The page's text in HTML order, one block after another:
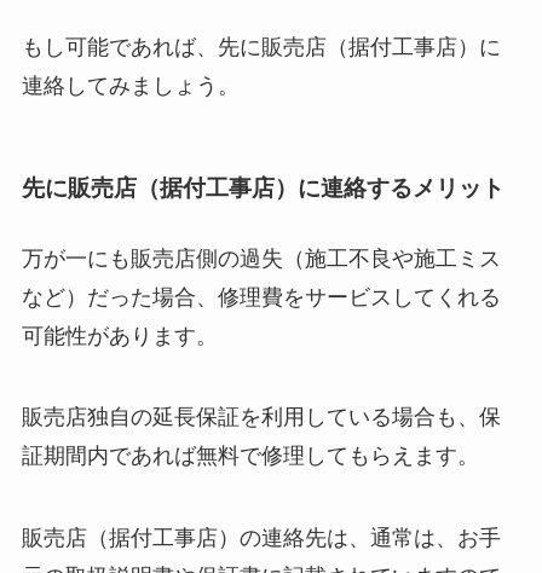
もし可能であれば、先に販売店（据付工事店）に
連絡してみましょう。
先に販売店（据付工事店）に連絡するメリット
万が一にも販売店側の過失（施工不良や施工ミス
など）だった場合、修理費をサービスしてくれる
可能性があります。
販売店独自の延長保証を利用している場合も、保
証期間内であれば無料で修理してもらえます。
販売店（据付工事店）の連絡先は、通常は、お手